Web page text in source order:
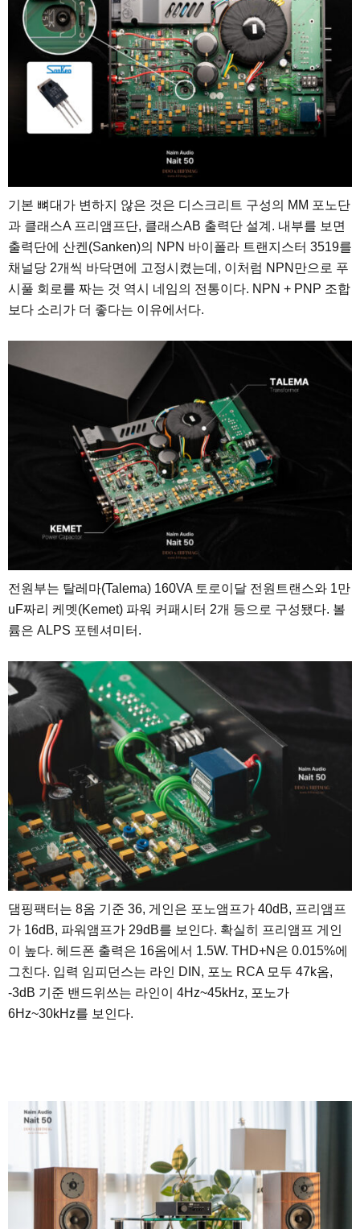
기본 뼈대가 변하지 않은 것은 디스크리트 구성의 MM 포노단
과 클래스A 프리앰프단, 클래스AB 출력단 설계. 내부를 보면
출력단에 산켄(Sanken)의 NPN 바이폴라 트랜지스터 3519를
채널당 2개씩 바닥면에 고정시켰는데, 이처럼 NPN만으로 푸
시풀 회로를 짜는 것 역시 네임의 전통이다. NPN + PNP 조합
보다 소리가 더 좋다는 이유에서다.
전원부는 탈레마(Talema) 160VA 토로이달 전원트랜스와 1만
uF짜리 케멧(Kemet) 파워 커패시터 2개 등으로 구성됐다. 볼
륨은 ALPS 포텐셔미터.
댐핑팩터는 8옴 기준 36, 게인은 포노앰프가 40dB, 프리앰프
가 16dB, 파워앰프가 29dB를 보인다. 확실히 프리앰프 게인
이 높다. 헤드폰 출력은 16옴에서 1.5W. THD+N은 0.015%에
그친다. 입력 임피던스는 라인 DIN, 포노 RCA 모두 47k옴,
-3dB 기준 밴드위쓰는 라인이 4Hz~45kHz, 포노가
6Hz~30kHz를 보인다.